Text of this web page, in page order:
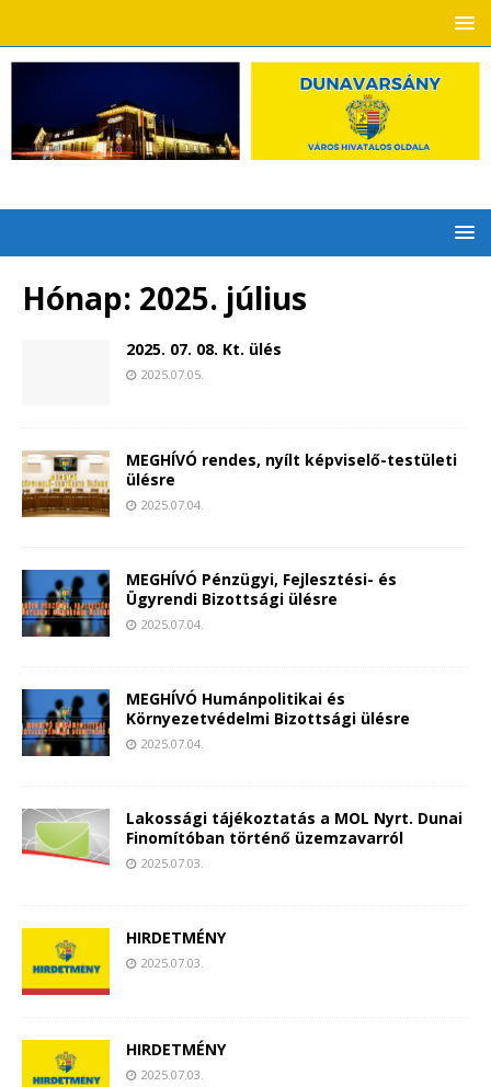
Hónap: 2025. július
2025. 07. 08. Kt. ülés
2025.07.05.
MEGHÍVÓ rendes, nyílt képviselő-testületi
ülésre
2025.07.04.
MEGHÍVÓ Pénzügyi, Fejlesztési- és
Ügyrendi Bizottsági ülésre
2025.07.04.
MEGHÍVÓ Humánpolitikai és
Környezetvédelmi Bizottsági ülésre
2025.07.04.
Lakossági tájékoztatás a MOL Nyrt. Dunai
Finomítóban történő üzemzavarról
2025.07.03.
HIRDETMÉNY
2025.07.03.
HIRDETMÉNY
2025.07.03.